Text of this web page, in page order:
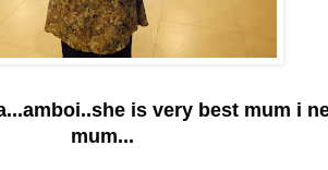
is very best mum i
mum...